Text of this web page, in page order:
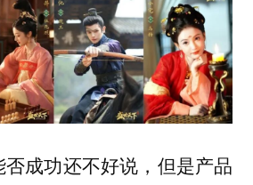
否成功还不好说，但是产品